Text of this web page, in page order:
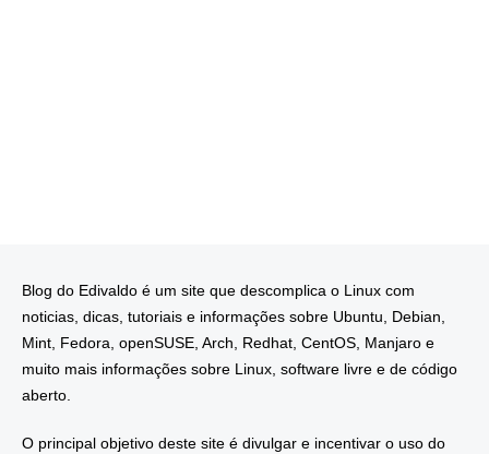
Blog do Edivaldo é um site que descomplica o Linux com
noticias, dicas, tutoriais e informações sobre Ubuntu, Debian,
Mint, Fedora, openSUSE, Arch, Redhat, CentOS, Manjaro e
muito mais informações sobre Linux, software livre e de código
aberto.
O principal objetivo deste site é divulgar e incentivar o uso do